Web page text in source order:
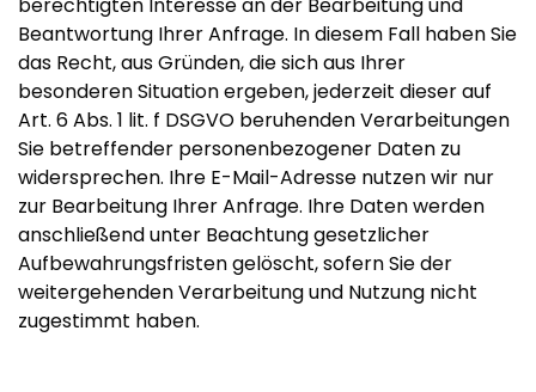
Beantwortung Ihrer Anfrage. In diesem Fall haben Sie
das Recht, aus Gründen, die sich aus Ihrer
besonderen Situation ergeben, jederzeit dieser auf
Art. 6 Abs. 1 lit. f DSGVO beruhenden Verarbeitungen
Sie betreffender personenbezogener Daten zu
widersprechen. Ihre E-Mail-Adresse nutzen wir nur
zur Bearbeitung Ihrer Anfrage. Ihre Daten werden
anschließend unter Beachtung gesetzlicher
Aufbewahrungsfristen gelöscht, sofern Sie der
weitergehenden Verarbeitung und Nutzung nicht
zugestimmt haben.